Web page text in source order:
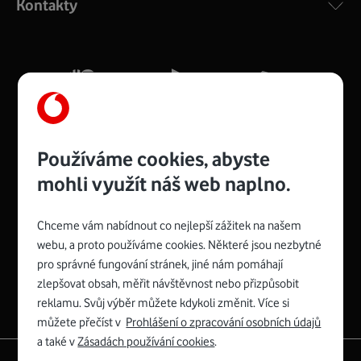
silný signál pro celou domácnost. Kompaktní rozměry 21
Více o COMPAL CH7465VF
Zyxel VMG8623-T50B:
Rozměry modemu jsou 16 x 22 x 7,5 cm (včetně stojánku)
a nabízí 4 gigabitové LAN porty a bezdrátové připojení Wi-
Fi ve verzích 802.11 b/g/n/ac pro frekvenci 2,4 GHz a
Spojte se s Vodafonem
Kontakty
Používáme cookies, abyste
mohli využít náš web naplno.
Chceme vám nabídnout co nejlepší zážitek na našem
webu, a proto používáme cookies. Některé jsou nezbytné
pro správné fungování stránek, jiné nám pomáhají
zlepšovat obsah, měřit návštěvnost nebo přizpůsobit
reklamu. Svůj výběr můžete kdykoli změnit. Více si
můžete přečíst v Prohlášení o zpracování osobních údajů
a také vZásadách používání cookies.